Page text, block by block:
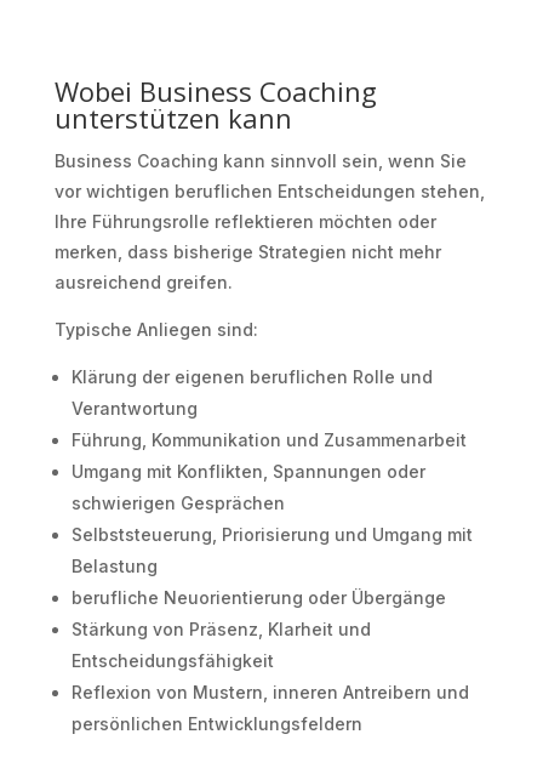
Wobei Business Coaching
unterstützen kann
Business Coaching kann sinnvoll sein, wenn Sie
vor wichtigen beruflichen Entscheidungen stehen,
Ihre Führungsrolle reflektieren möchten oder
merken, dass bisherige Strategien nicht mehr
ausreichend greifen.
Typische Anliegen sind:
Klärung der eigenen beruflichen Rolle und
Verantwortung
Führung, Kommunikation und Zusammenarbeit
Umgang mit Konflikten, Spannungen oder
schwierigen Gesprächen
Selbststeuerung, Priorisierung und Umgang mit
Belastung
berufliche Neuorientierung oder Übergänge
Stärkung von Präsenz, Klarheit und
Entscheidungsfähigkeit
Reflexion von Mustern, inneren Antreibern und
persönlichen Entwicklungsfeldern